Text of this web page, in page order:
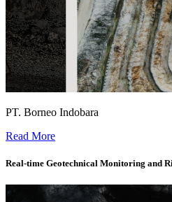
PT. Borneo Indobara
Single Source of Truth Dashboard for
Read More
Real-time Geotechnical Monitoring and